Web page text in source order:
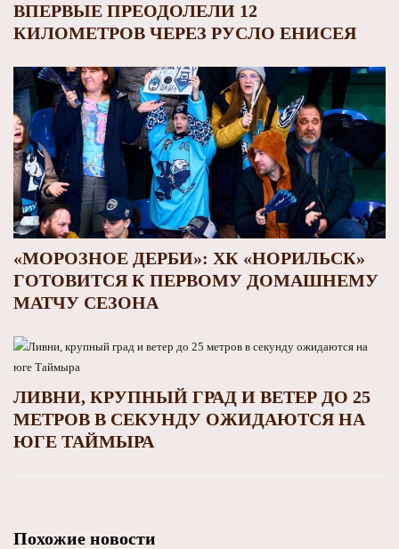
ВПЕРВЫЕ ПРЕОДОЛЕЛИ 12
КИЛОМЕТРОВ ЧЕРЕЗ РУСЛО ЕНИСЕЯ
«МОРОЗНОЕ ДЕРБИ»: ХК «НОРИЛЬСК»
ГОТОВИТСЯ К ПЕРВОМУ ДОМАШНЕМУ
МАТЧУ СЕЗОНА
ЛИВНИ, КРУПНЫЙ ГРАД И ВЕТЕР ДО 25
МЕТРОВ В СЕКУНДУ ОЖИДАЮТСЯ НА
ЮГЕ ТАЙМЫРА
Похожие новости